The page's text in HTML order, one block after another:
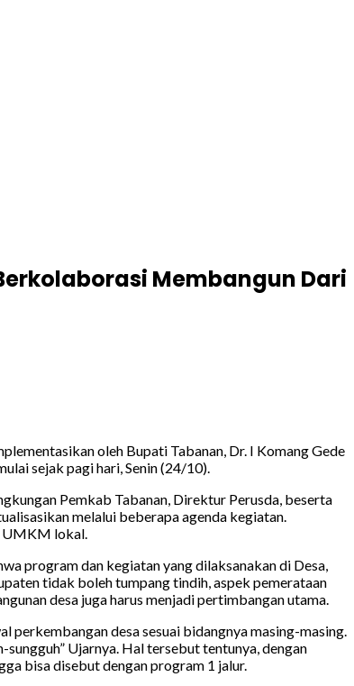
Membangun Dari
oleh Bupati Tabanan, Dr. I Komang Gede
sejak pagi hari, Senin (24/10).
Pemkab Tabanan, Direktur Perusda, beserta
melalui beberapa agenda kegiatan.
UMKM lokal.
program dan kegiatan yang dilaksanakan di Desa,
tidak boleh tumpang tindih, aspek pemerataan
desa juga harus menjadi pertimbangan utama.
perkembangan desa sesuai bidangnya masing-masing.
Ujarnya. Hal tersebut tentunya, dengan
bisa disebut dengan program 1 jalur.